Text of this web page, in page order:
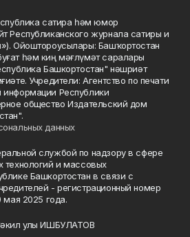
сатира һәм юмор
Республиканского журнала сатиры и
Ойоштороусылары: Башҡортостан
һәм киң мәғлүмәт саралары
Башкортостан" нәшриәт
Учредители: Агентство по печати
Республики
общество Издательский дом
данных
службой по надзору в сфере
технологий и массовых
Башкортостан в связи с
- регистрационный номер
2025 года.
улы ИШБУЛАТОВ